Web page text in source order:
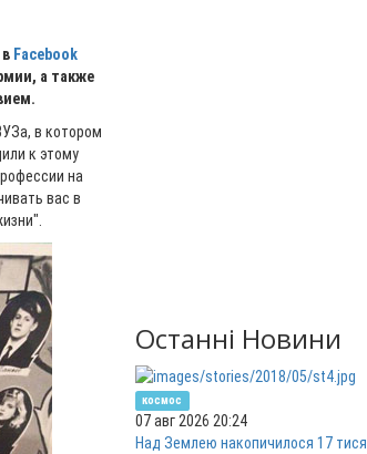
Facebook
а также
в котором
к этому
на
вас в
Останні Новини
космос
07 авг 2026 20:24
Над Землею накопичилося 17